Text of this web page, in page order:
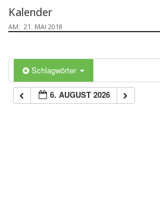
Kalender
AM: 21. MAI 2018
Schlagwörter
6. AUGUST 2026